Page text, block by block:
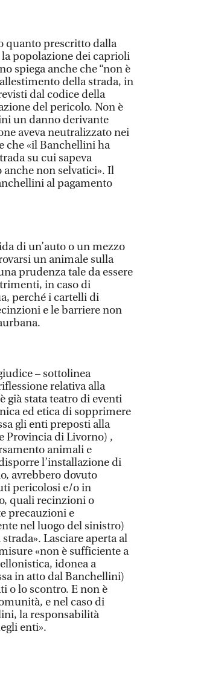
quanto prescritto dalla
la popolazione dei caprioli
spiega anche che “non è
della strada, in
dal codice della
del pericolo. Non è
un danno derivante
aveva neutralizzato nei
che «il Banchellini ha
su cui sapeva
non selvatici». Il
al pagamento
di un’auto o un mezzo
un animale sulla
prudenza tale da essere
in caso di
perché i cartelli di
e le barriere non
– sottolinea
relativa alla
già stata teatro di eventi
ed etica di sopprimere
gli enti preposti alla
Provincia di Livorno) ,
animali e
l’installazione di
avrebbero dovuto
pericolosi e/o in
quali recinzioni o
precauzioni e
nel luogo del sinistro)
Lasciare aperta al
«non è sufficiente a
idonea a
in atto dal Banchellini)
o lo scontro. E non è
e nel caso di
la responsabilità
enti».